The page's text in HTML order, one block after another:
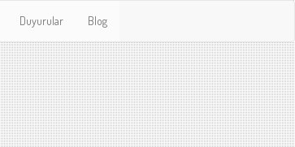
Duyurular Blog